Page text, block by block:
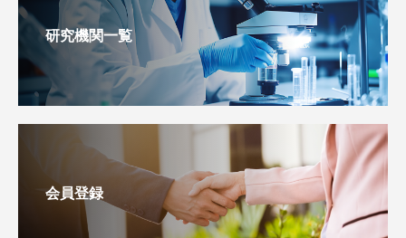
研究機関一覧
会員登録